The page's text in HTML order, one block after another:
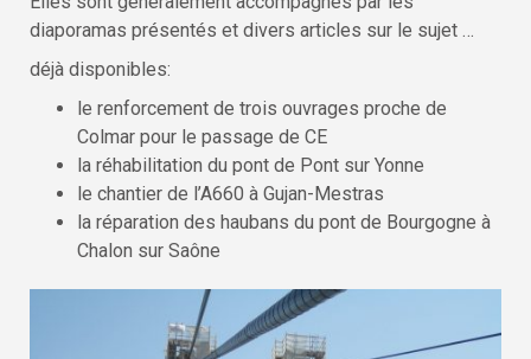
diaporamas présentés et divers articles sur le sujet …
déjà disponibles:
le renforcement de trois ouvrages proche de
Colmar pour le passage de CE
la réhabilitation du pont de Pont sur Yonne
le chantier de l’A660 à Gujan-Mestras
la réparation des haubans du pont de Bourgogne à
Chalon sur Saône